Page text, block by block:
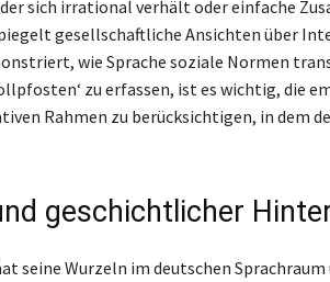
sich irrational verhält oder einfache
gesellschaftliche Ansichten über
wie Sprache soziale Normen
zu erfassen, ist es wichtig, die
Rahmen zu berücksichtigen, in dem
geschichtlicher
seine Wurzeln im deutschen Sprachraum